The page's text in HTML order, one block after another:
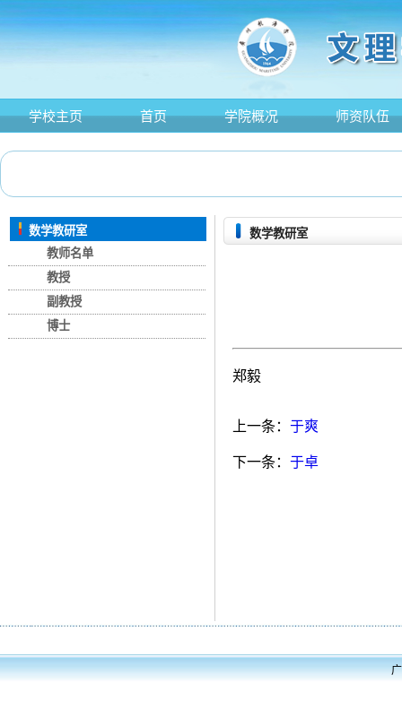
学校主页 首页 学院概况 师资队伍
数学教研室
教师名单
教授
副教授
博士
数学教研室
郑毅
上一条： 于爽
下一条： 于卓